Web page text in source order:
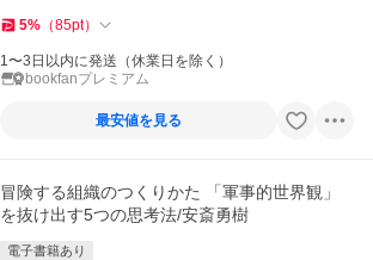
5% （85pt）
1〜3日以内に発送（休業日を除く）
bookfanプレミアム
最安値を見る
冒険する組織のつくりかた 「軍事的世界観」
を抜け出す5つの思考法/安斎勇樹
電子書籍あり